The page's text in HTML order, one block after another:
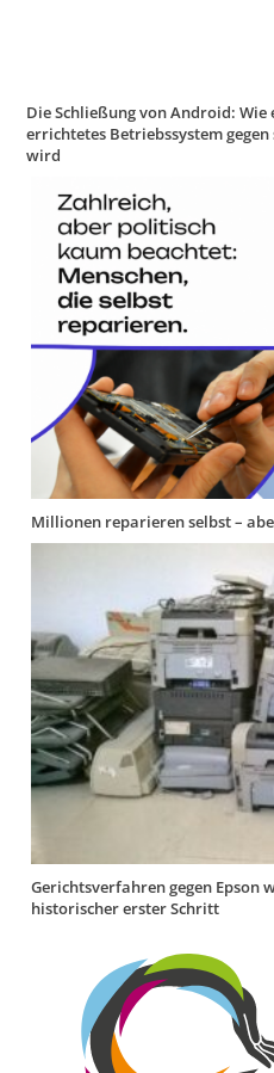
Die Schließung von Android:
errichtetes Betriebssystem
wird
Millionen reparieren selbst –
Gerichtsverfahren gegen Epson
historischer erster Schritt